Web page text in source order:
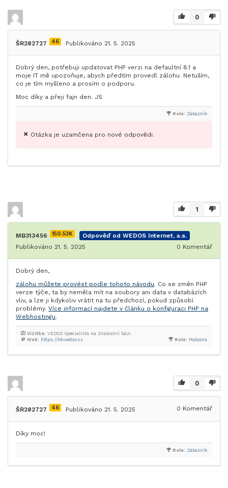
0
ŠR282727 46 Publikováno 21. 5. 2025
Dobrý den, potřebuji updatovat PHP verzi na defaultní 8.1 a
moje IT mě upozoňuje, abych předtím provedl zálohu. Netuším,
co je tím myšleno a prosím o podporu.
Moc díky a přeji fajn den. JS
Role: Zákazník
Otázka je uzamčena pro nové odpovědi.
1
MB313456 150.53K
Odpověď od WEDOS Internet, a.s.
Publikováno 21. 5. 2025
0 Komentář
Dobrý den,
zálohu můžete provést podle tohoto návodu. Co se změn PHP
verze týče, ta by neměla mít na soubory ani data v databázích
vliv, a lze ji kdykoliv vrátit na tu předchozí, pokud způsobí
problémy. Více informací najdete v článku o konfiguraci PHP na
Webhostingu.
Role: Podpora
Web: https://kb.vedos.cz
Vizitka: VEDOS Specialista na Znalostní bázi
0
ŠR282727 46 Publikováno 21. 5. 2025 0 Komentář
Díky moc!
Role: Zákazník